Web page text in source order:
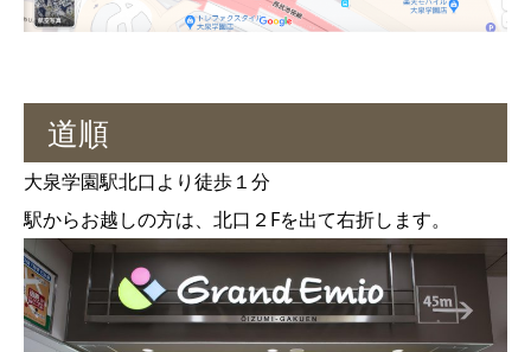
道順
大泉学園駅北口より徒歩１分
駅からお越しの方は、北口２Fを出て右折します。